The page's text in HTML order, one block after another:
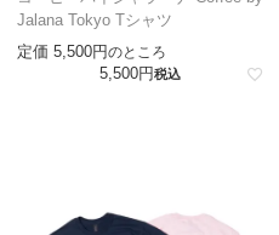
Jalana Tokyo Tシャツ
定価 5,500 のところ
5,500 税込